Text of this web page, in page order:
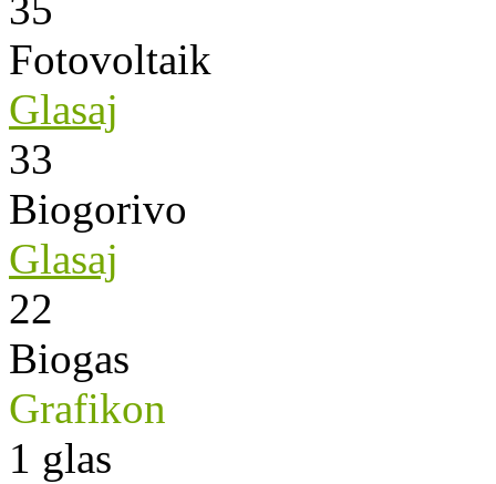
Fotovoltaik
Glasaj
33
Biogorivo
Glasaj
22
Biogas
Grafikon
1 glas